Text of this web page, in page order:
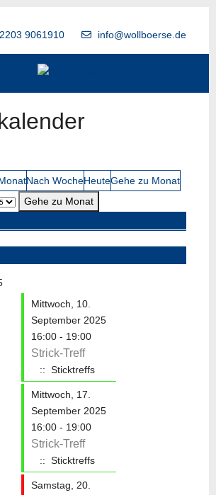
9061910 info@wollboerse.de
Nach WocheHeuteGehe zu Monat
Gehe zu Monat
Mittwoch, 10.
September 2025
16:00 - 19:00
Strick-Treff
:: Sticktreffs
Mittwoch, 17.
September 2025
16:00 - 19:00
Strick-Treff
:: Sticktreffs
Samstag, 20.